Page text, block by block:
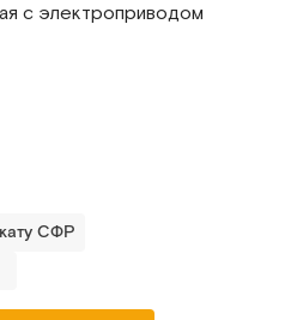
с электроприводом
СФР